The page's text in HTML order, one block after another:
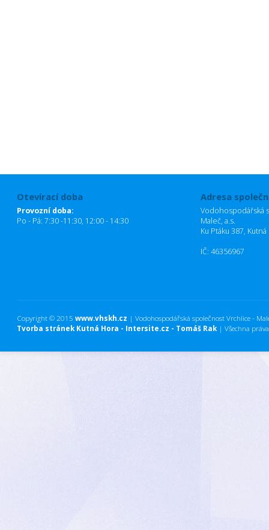
Otevírací doba
Provozní doba:
Po - Pá: 7:30 -11:30, 12:00 - 14:30
Adresa
Vodohospodářská
Maleč, a.s.
Ku Ptáku 387,
IČ: 46356967
Copyright © 2015 www.vhskh.cz | Vodohospodářská společnost Vrchlice -
Tvorba stránek Kutná Hora - Intersite.cz - Tomáš Rak | Všechna